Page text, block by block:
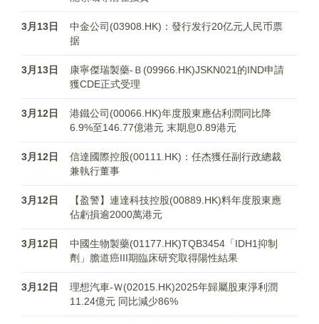
3月13日
中金公司(03908.HK)：發行发行20亿元人民币票
据
3月13日
康寧傑瑞製藥-Ｂ(09966.HK)JSKN021的IND申請
獲CDE正式受理
3月12日
港鐵公司(00066.HK)年度股東應佔利潤同比降
6.9%至146.77億港元 末期息0.89港元
3月12日
信達國際控股(00111.HK)：任杰獲任副行政總裁
兼執行董事
3月12日
【盈警】連達科技控股(00889.HK)料年度股東應
佔虧損逾2000萬港元 ​
3月12日
中國生物製藥(01177.HK)TQB3454「IDH1抑制
劑」膽道癌III期臨床研究取得陽性結果
3月12日
理想汽車-Ｗ(02015.HK)2025年歸屬股東淨利潤
11.24億元 同比減少86%